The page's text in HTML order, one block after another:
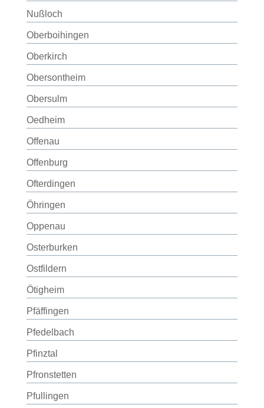
Nußloch
Oberboihingen
Oberkirch
Obersontheim
Obersulm
Oedheim
Offenau
Offenburg
Ofterdingen
Öhringen
Oppenau
Osterburken
Ostfildern
Ötigheim
Pfäffingen
Pfedelbach
Pfinztal
Pfronstetten
Pfullingen